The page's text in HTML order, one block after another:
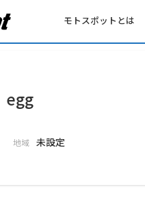
モトスポットとは
egg
地域 未設定